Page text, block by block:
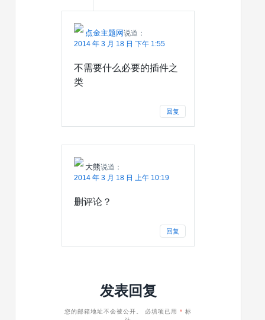
点金主题网说道：
2014 年 3 月 18 日 下午 1:55
不需要什么必要的插件之
类
回复
大熊说道：
2014 年 3 月 18 日 上午 10:19
删评论？
回复
发表回复
您的邮箱地址不会被公开。 必填项已用 * 标